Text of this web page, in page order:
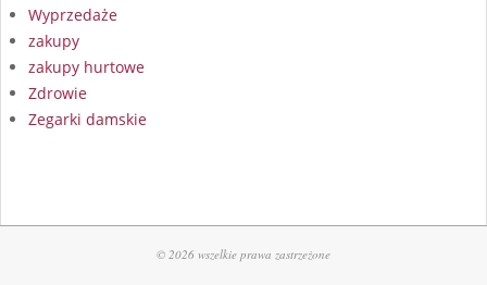
Wyprzedaże
zakupy
zakupy hurtowe
Zdrowie
Zegarki damskie
© 2026 wszelkie prawa zastrzeżone